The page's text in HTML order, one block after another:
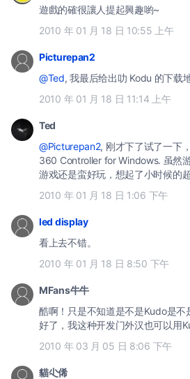
遊戲的確很讓人提起興趣喲~
2010 年 01 月 18 日 10:55 上午
Picturepan2
@Ted, 我最后给出叻 Kodu 的下载地
2010 年 01 月 18 日 11:14 上午
Ted
@Picturepan2, 刚才下了试了一下
360 Controller for Windows. 虽然
游戏还是蛮好玩，想起了小时候的
2010 年 01 月 18 日 1:06 下午
led display
看上去不错。
2010 年 01 月 18 日 8:50 下午
MFans牛牛
酷啊！只是不知道是不是Kudo是不
好了，我这种开发门外汉也可以用
2010 年 03 月 05 日 8:06 下午
貓尐俙